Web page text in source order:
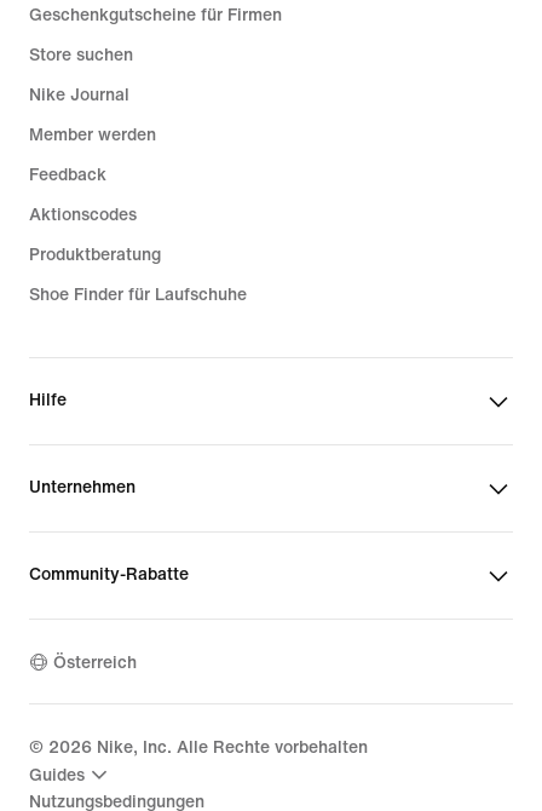
Geschenkgutscheine für Firmen
Store suchen
Nike Journal
Member werden
Feedback
Aktionscodes
Produktberatung
Shoe Finder für Laufschuhe
Hilfe
Unternehmen
Community-Rabatte
Österreich
© 2026 Nike, Inc. Alle Rechte vorbehalten
Guides
Nutzungsbedingungen